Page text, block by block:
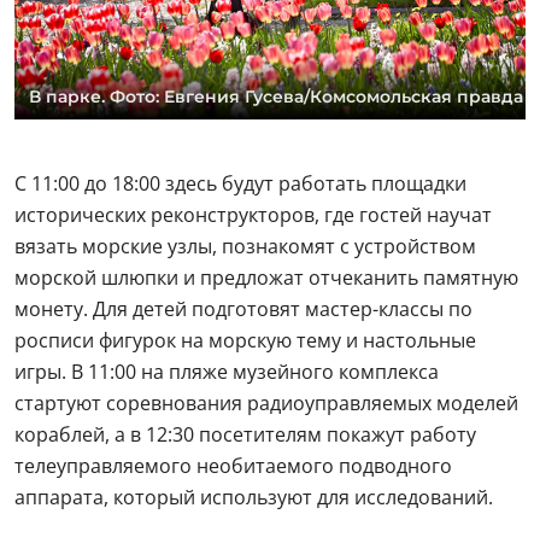
игры. В 11:00 на пляже музейного комплекса
стартуют соревнования радиоуправляемых моделей
кораблей, а в 12:30 посетителям покажут работу
телеуправляемого необитаемого подводного
К 20-летию Музея истории Военно-морского флота
откроется юбилейная выставка «20 лет на волне
истории», а также подготовят специальные
экспозиции для посетителей. Внутри центрального
объекта Музея — настоящей подводной лодки Б-396
посетители смогут посмотреть документальные
фильмы, побывать на презентациях книг и
встретиться с ветеранами-подводниками во время
круглого стола.